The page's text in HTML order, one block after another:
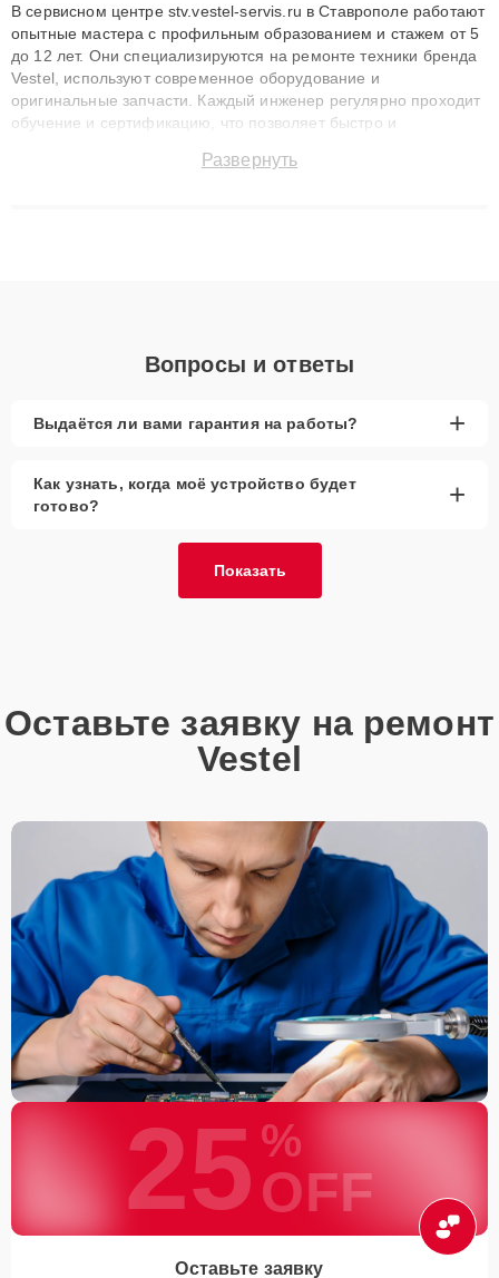
В сервисном центре stv.vestel-servis.ru в Ставрополе работают
опытные мастера с профильным образованием и стажем от 5
до 12 лет. Они специализируются на ремонте техники бренда
Vestel, используют современное оборудование и
оригинальные запчасти. Каждый инженер регулярно проходит
обучение и сертификацию, что позволяет быстро и
сохранением гарантии до 3 лет. Наши мастера решают
Развернуть
Вопросы и ответы
Выдаётся ли вами гарантия на работы? +
Как узнать, когда моё устройство будет
готово?
+
Показать
Оставьте заявку на ремонт
Vestel
25 %
OFF
Оставьте заявку